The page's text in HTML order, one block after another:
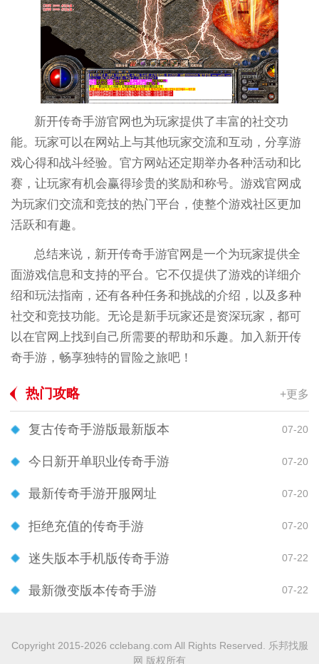
新开传奇手游官网也为玩家提供了丰富的社交功
能。玩家可以在网站上与其他玩家交流和互动，分享游
戏心得和战斗经验。官方网站还定期举办各种活动和比
赛，让玩家有机会赢得珍贵的奖励和称号。游戏官网成
为玩家们交流和竞技的热门平台，使整个游戏社区更加
活跃和有趣。
总结来说，新开传奇手游官网是一个为玩家提供全
面游戏信息和支持的平台。它不仅提供了游戏的详细介
绍和玩法指南，还有各种任务和挑战的介绍，以及多种
社交和竞技功能。无论是新手玩家还是资深玩家，都可
以在官网上找到自己所需要的帮助和乐趣。加入新开传
奇手游，畅享独特的冒险之旅吧！
热门攻略 +更多
复古传奇手游版最新版本 07-20
今日新开单职业传奇手游 07-20
最新传奇手游开服网址 07-20
拒绝充值的传奇手游 07-20
迷失版本手机版传奇手游 07-22
最新微变版本传奇手游 07-22
Copyright 2015-2026 cclebang.com All Rights Reserved. 乐邦找服
网 版权所有